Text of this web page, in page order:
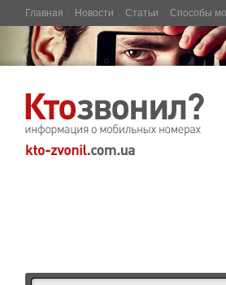
Главная Новости Статьи Способы